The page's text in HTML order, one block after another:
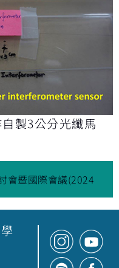
製3公分光纖馬
會暨國際會議(2024